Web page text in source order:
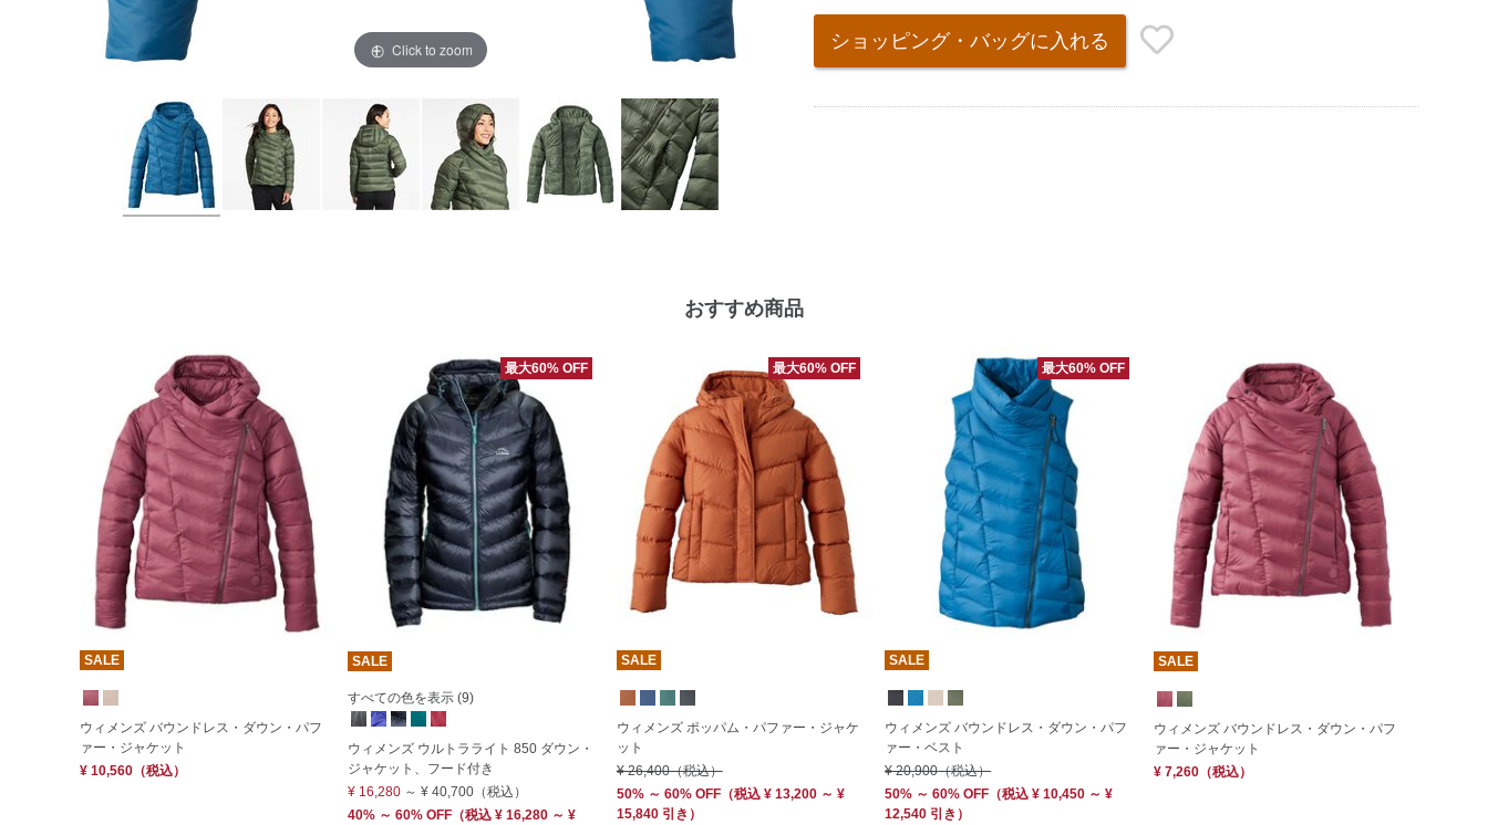
Click to zoom
cart
options
ショッピング・バッグに入れる
おすすめ商品
SALE
ウィメンズ バウンドレス・ダウン・パフ
ァー・ジャケット
¥ 10,560 （税込）
最大60% OFF
SALE
すべての色を表示 (9)
ウィメンズ ウルトラライト 850 ダウン・
ジャケット、フード付き
¥ 16,280 ～¥ 40,700 （税込）
40% ～ 60% OFF （税込¥ 16,280 ～ ¥
最大60% OFF
SALE
ウィメンズ ポッパム・パファー・ジャケ
ット
¥ 26,400（税込）
50% ～ 60% OFF（税込 ¥ 13,200 ～ ¥
15,840 引き）
最大60% OFF
SALE
ウィメンズ バウンドレス・ダウン・パフ
ァー・ベスト
¥ 20,900（税込）
50% ～ 60% OFF （税込¥ 10,450 ～ ¥
12,540 引き）
SALE
ウィメンズ バウンドレス・ダウン・パフ
ァー・ジャケット
¥ 7,260（税込）